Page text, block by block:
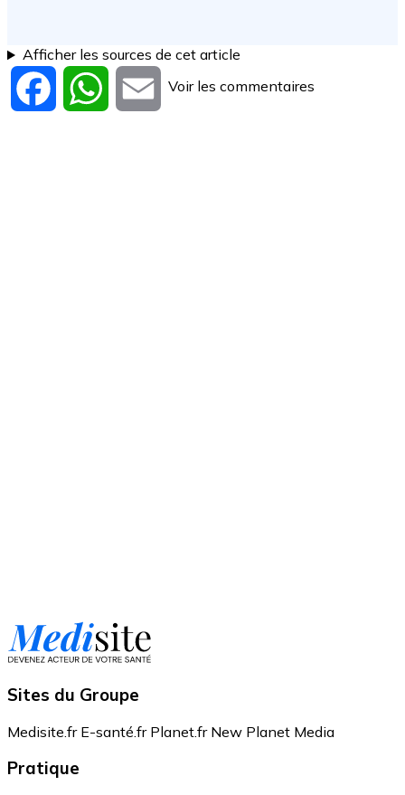
Afficher les sources de cet article
Facebook WhatsApp
Email
Voir les commentaires
Sites du Groupe
Medisite.fr E-santé.fr Planet.fr New Planet Media
Pratique